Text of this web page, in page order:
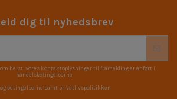
dig til nyhedsbrev
helst. Vores kontaktoplysninger til framelding er anført i
handelsbetingelserne.
betingelserne samt privatlivspolitikken